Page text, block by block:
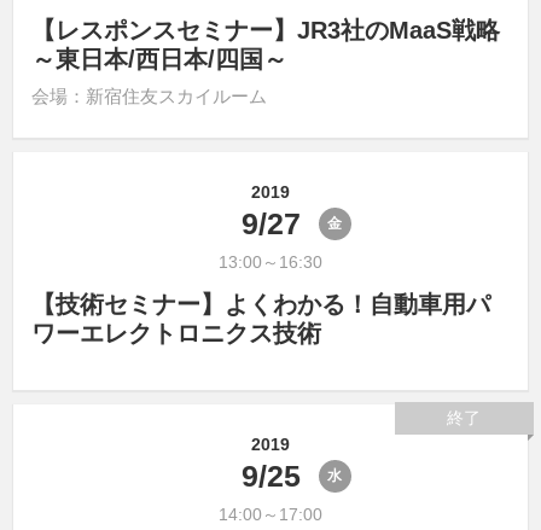
【レスポンスセミナー】JR3社のMaaS戦略
～東日本/西日本/四国～
会場：新宿住友スカイルーム
2019
9/27 金
13:00～16:30
【技術セミナー】よくわかる！自動車用パ
ワーエレクトロニクス技術
2019
9/25 水
14:00～17:00
終了